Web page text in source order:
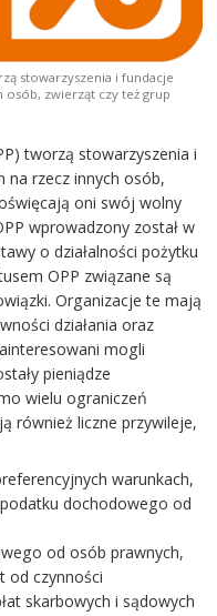
stowarzyszenia i fundacje
osób, zwierząt czy też grup
tworzą stowarzyszenia i
na rzecz innych osób,
oni swój wolny
wprowadzony został w
o działalności pożytku
OPP związane są
Organizacje te mają
działania oraz
mogli
pieniądze
wielu ograniczeń
również liczne przywileje,
warunkach,
dochodowego od
od osób prawnych,
od czynności
skarbowych i sądowych